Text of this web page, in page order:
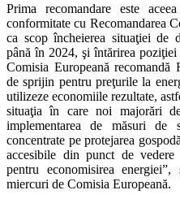
Prima recomandare este
conformitate cu Recomandarea
ca scop încheierea situaţiei de
până în 2024, şi întărirea poziţiei
Comisia Europeană recomandă
de sprijin pentru preţurile la
utilizeze economiile rezultate,
situaţia în care noi majorări
implementarea de măsuri
concentrate pe protejarea
accesibile din punct de
pentru economisirea
miercuri de Comisia Europeană.